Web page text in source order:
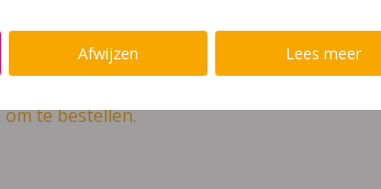
te bestellen.
Afwijzen Lees meer